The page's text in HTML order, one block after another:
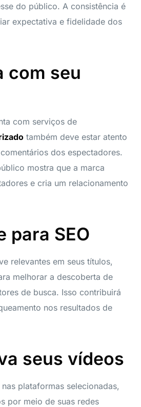
do público. A consistência é
expectativa e fidelidade dos
com seu
com serviços de
também deve estar atento
dos espectadores.
mostra que a marca
e cria um relacionamento
para SEO
relevantes em seus títulos,
melhorar a descoberta de
de busca. Isso contribuirá
nos resultados de
seus vídeos
plataformas selecionadas,
por meio de suas redes